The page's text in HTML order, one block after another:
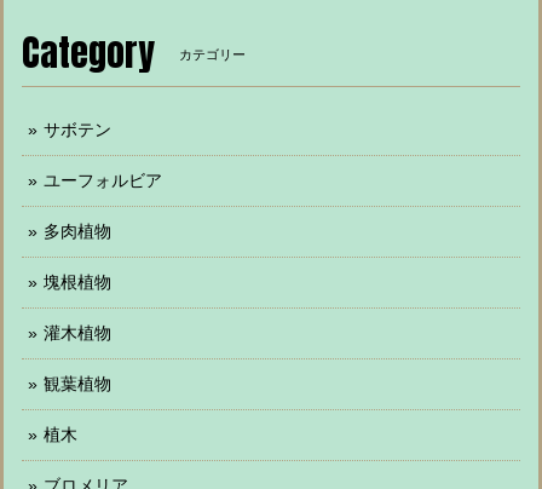
Category カテゴリー
サボテン
ユーフォルビア
多肉植物
塊根植物
灌木植物
観葉植物
植木
ブロメリア